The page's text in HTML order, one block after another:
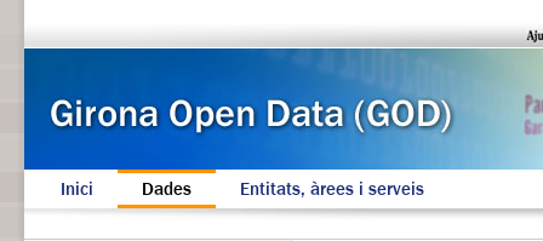
Inici Dades Entitats, àrees i serveis